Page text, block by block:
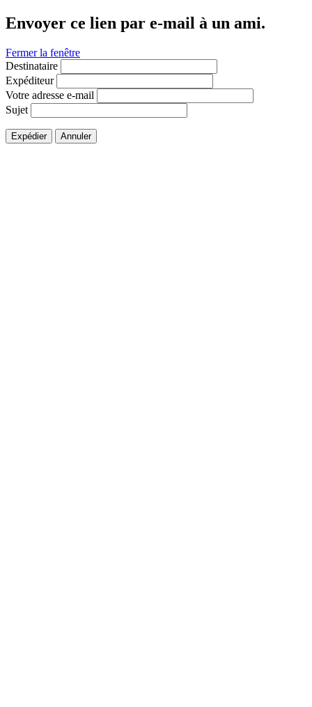
Envoyer ce lien par e-mail à un ami.
Fermer la fenêtre
Destinataire
Expéditeur
Votre adresse e-mail
Sujet
Expédier Annuler